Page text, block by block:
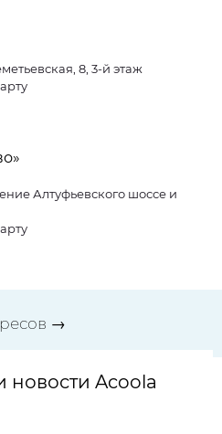
8, 3-й этаж
Алтуфьевского шоссе и
→
новости Acoola